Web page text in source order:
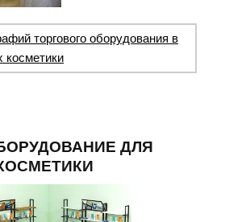
торгового оборудования в
косметики
ДЛЯ